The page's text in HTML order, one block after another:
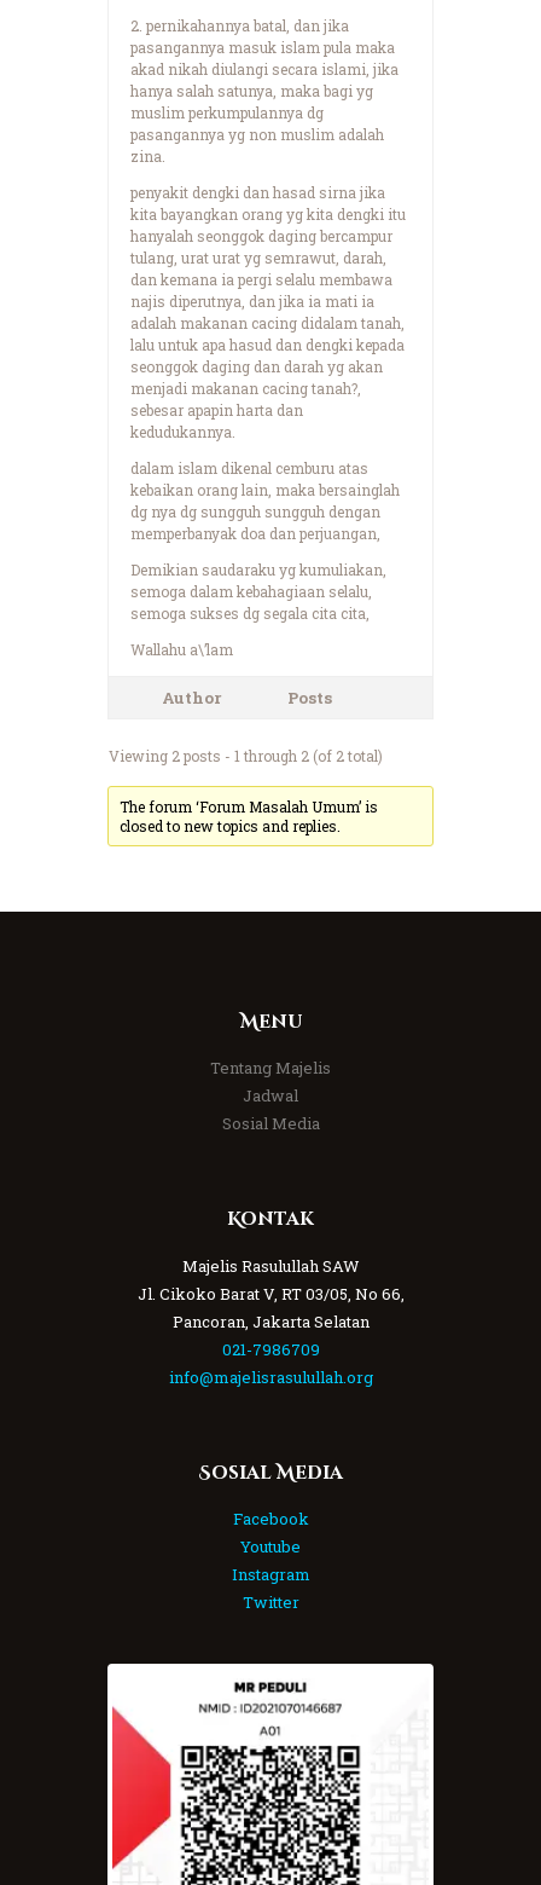
2. pernikahannya batal, dan jika
pasangannya masuk islam pula maka
akad nikah diulangi secara islami, jika
hanya salah satunya, maka bagi yg
muslim perkumpulannya dg
pasangannya yg non muslim adalah
zina.
penyakit dengki dan hasad sirna jika
kita bayangkan orang yg kita dengki itu
hanyalah seonggok daging bercampur
tulang, urat urat yg semrawut, darah,
dan kemana ia pergi selalu membawa
najis diperutnya, dan jika ia mati ia
adalah makanan cacing didalam tanah,
lalu untuk apa hasud dan dengki kepada
seonggok daging dan darah yg akan
menjadi makanan cacing tanah?,
sebesar apapin harta dan
kedudukannya.
dalam islam dikenal cemburu atas
kebaikan orang lain, maka bersainglah
dg nya dg sungguh sungguh dengan
memperbanyak doa dan perjuangan,
Demikian saudaraku yg kumuliakan,
semoga dalam kebahagiaan selalu,
semoga sukses dg segala cita cita,
Wallahu a\’lam
Author Posts
Viewing 2 posts - 1 through 2 (of 2 total)
The forum ‘Forum Masalah Umum’ is
closed to new topics and replies.
Menu
Tentang Majelis
Jadwal
Sosial Media
Kontak
Majelis Rasulullah SAW
Jl. Cikoko Barat V, RT 03/05, No 66,
Pancoran, Jakarta Selatan
021-7986709
info@majelisrasulullah.org
Sosial Media
Facebook
Youtube
Instagram
Twitter